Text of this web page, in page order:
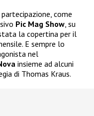
come
Pic Mag Show, su
la copertina per il
E sempre lo
nel
insieme ad alcuni
di Thomas Kraus.